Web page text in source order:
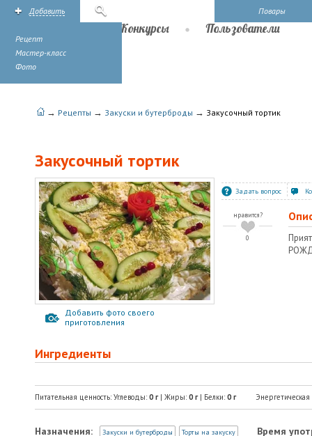
Повары
Добавить
Рецепт
Мастер-класс
Фото
Конкурсы Пользователи
→ Рецепты → Закуски и бутерброды → Закусочный тортик
Закусочный тортик
Добавить фото своего
приготовления
Задать вопрос
нравится?
0
Ингредиенты
Питательная ценность: Углеводы: 0 г| Жиры: 0 г| Белки: 0 г
Назначения: Закуски и бутерброды Торты на закуску
Время